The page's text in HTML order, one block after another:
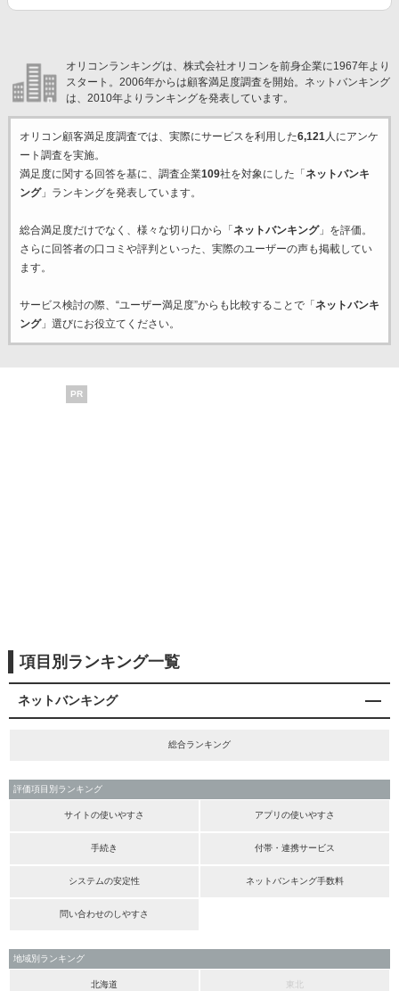
オリコンランキングは、株式会社オリコンを前身企業に1967年より
スタート。2006年からは顧客満足度調査を開始。ネットバンキング
は、2010年よりランキングを発表しています。
オリコン顧客満足度調査では、実際にサービスを利用した6,121人にアンケ
ート調査を実施。
満足度に関する回答を基に、調査企業109社を対象にした「 ネットバンキ
ング」ランキングを発表しています。
総合満足度だけでなく、様々な切り口から「 ネットバンキング」を評価。
さらに回答者の口コミや評判といった、実際のユーザーの声も掲載してい
ます。
サービス検討の際、“ユーザー満足度”からも比較することで「 ネットバンキ
ング」選びにお役立てください。
PR
項目別ランキング一覧
ネットバンキング
総合ランキング
評価項目別ランキング
サイトの使いやすさ アプリの使いやすさ
手続き 付帯・連携サービス
システムの安定性 ネットバンキング手数料
問い合わせのしやすさ
地域別ランキング
北海道 東北